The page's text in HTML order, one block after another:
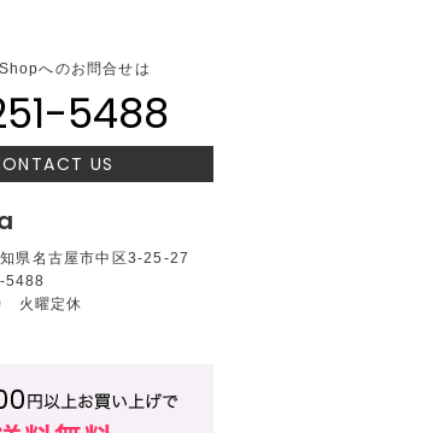
へのお問合せは
5488
US
県名古屋市中区3-25-27
5488
火曜定休